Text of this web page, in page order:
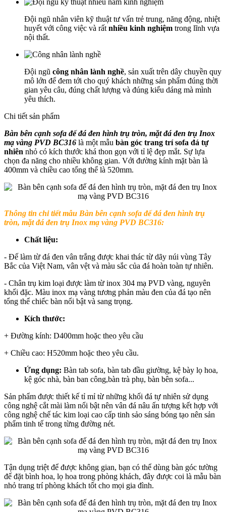
Đội ngũ nhân viên kỹ thuật tư vấn trẻ trung, năng động, nhiệt
huyết với công việc và rất nhiều kinh nghiệm trong lĩnh vựa
nội thất.
Đội ngũ công nhân lành nghề, sản xuất trên dây chuyền quy
mô lớn để đem tới cho quý khách những sản phẩm đúng thời
gian yêu câu, đúng chất lượng và đúng kiểu dáng mà mình
yêu thích.
Chi tiết sản phẩm
Bàn bên cạnh sofa đế đá đen hình trụ tròn, mặt đá đen trụ Inox
mạ vàng PVD BC316 là một mẫu bàn góc trang trí sofa đá tự
nhiên nhỏ có kích thước khá thon gọn với tỉ lệ đẹp mắt. Sự lựa
chọn đa năng cho nhiều không gian. Với đường kính mặt bàn là
400mm và chiều cao tổng thể là 520mm.
Thông tin chi tiết mẫu Bàn bên cạnh sofa đế đá đen hình trụ
tròn, mặt đá đen trụ Inox mạ vàng PVD BC316:
Chất liệu:
- Đế làm từ đá đen vân trắng được khai thác từ dãy núi vùng Tây
Bắc của Việt Nam, vân vệt và màu sắc của đá hoàn toàn tự nhiên.
- Chân trụ kim loại được làm từ inox 304 mạ PVD vàng, nguyên
khối đặc. Màu inox mạ vàng tương phản màu đen của đá tạo nên
tổng thể chiếc bàn nổi bật và sang trọng.
Kích thước:
+ Đường kính: D400mm hoặc theo yêu cầu
+ Chiều cao: H520mm hoặc theo yêu cầu.
Ứng dụng: Bàn tab sofa, bàn tab đầu giường, kệ bày lọ hoa,
kệ góc nhà, bàn ban công,bàn trà phụ, bàn bên sofa...
Sản phẩm được thiết kế tỉ mỉ từ những khối đá tự nhiên sử dụng
công nghệ cắt mài làm nổi bật nên vân đá nâu ấn tượng kết hợp với
công nghệ chế tác kim loại cao cấp tinh sảo sáng bóng tạo nên sản
phẩm tinh tế trong từng đường nét.
Tận dụng triệt để được không gian, bạn có thể dùng bàn góc tường
để đặt bình hoa, lọ hoa trong phòng khách, đây được coi là mẫu bàn
nhỏ trang trí phòng khách tốt cho mọi gia đình.